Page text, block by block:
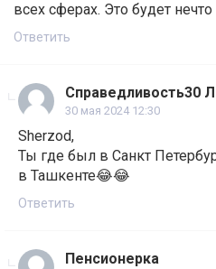
всех сферах. Это будет
Ответить
Справедливость30
30 мая 2024 12:30
Sherzod,
Ты где был в Санкт
в Ташкенте😂😂
Ответить
Пенсионерка